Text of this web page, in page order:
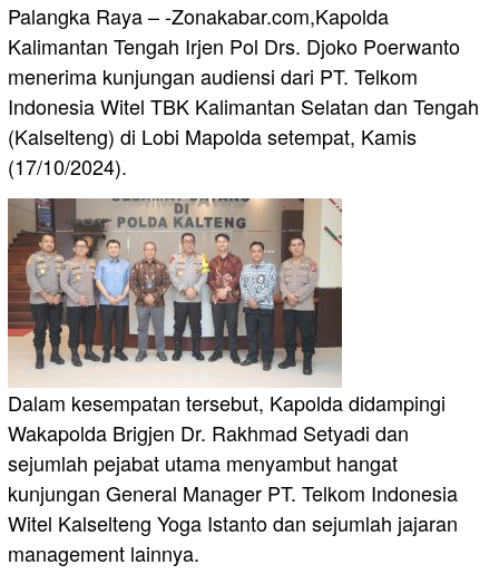
Palangka Raya – -Zonakabar.com,Kapolda
Kalimantan Tengah Irjen Pol Drs. Djoko Poerwanto
menerima kunjungan audiensi dari PT. Telkom
Indonesia Witel TBK Kalimantan Selatan dan Tengah
(Kalselteng) di Lobi Mapolda setempat, Kamis
(17/10/2024).
Dalam kesempatan tersebut, Kapolda didampingi
Wakapolda Brigjen Dr. Rakhmad Setyadi dan
sejumlah pejabat utama menyambut hangat
kunjungan General Manager PT. Telkom Indonesia
Witel Kalselteng Yoga Istanto dan sejumlah jajaran
management lainnya.